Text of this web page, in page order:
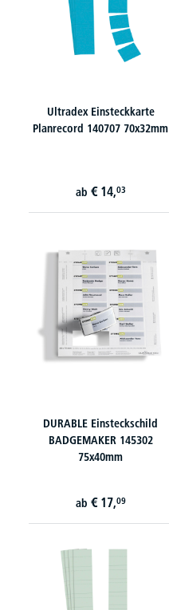
Ultradex Einsteckkarte
Planrecord 140707 70x32mm
ab € 14,03
DURABLE Einsteckschild
BADGEMAKER 145302
75x40mm
ab € 17,09